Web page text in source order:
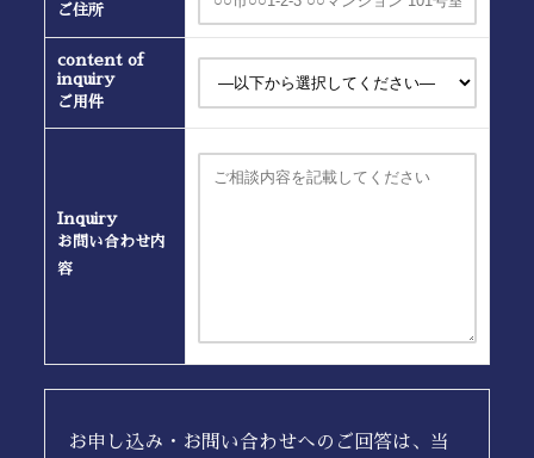
ご住所
content of
inquiry
ご用件
Inquiry
お問い合わせ内
容
お申し込み・お問い合わせへのご回答は、当